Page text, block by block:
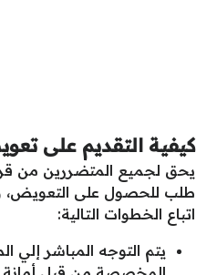
كيفية التقديم على
يحق لجميع المتضررين من
طلب للحصول على التعويض،
اتباع الخطوات التالية:
يتم التوجه المباشر إلي